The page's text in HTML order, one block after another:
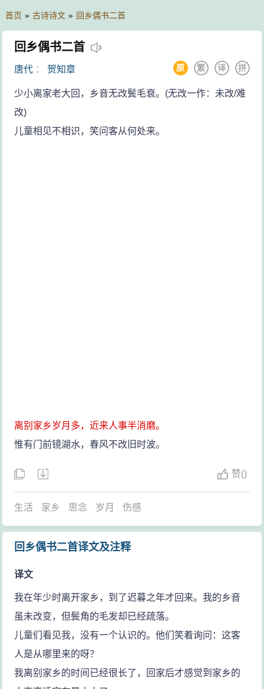
首页 » 古诗诗文 » 回乡偶书二首
回乡偶书二首
唐代 ：贺知章 拼
译
繁
原
少小离家老大回，乡音无改鬓毛衰。(无改一作：未改/难
改)
儿童相见不相识，笑问客从何处来。
离别家乡岁月多，近来人事半消磨。
惟有门前镜湖水，春风不改旧时波。
赞()
生活 家乡 思念 岁月 伤感
回乡偶书二首译文及注释
译文
我在年少时离开家乡，到了迟暮之年才回来。我的乡音
虽未改变，但鬓角的毛发却已经疏落。
儿童们看见我，没有一个认识的。他们笑着询问：这客
人是从哪里来的呀？
我离别家乡的时间已经很长了，回家后才感觉到家乡的